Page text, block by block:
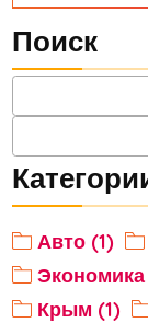
Поиск
Авто (1)
Экономика
Крым (1)